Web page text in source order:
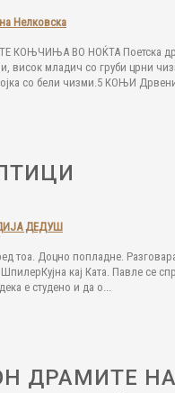
Нелковска
КОЊЧИЊА ВО НОЌТА Поетска
висок младич со груби црни
со бели чизми.5 КОЊИ
ДЕДУШ
тоа. Доцно попладне.
кај Ката. Павле се
е студено и да о...
ДРАМИТЕ НА